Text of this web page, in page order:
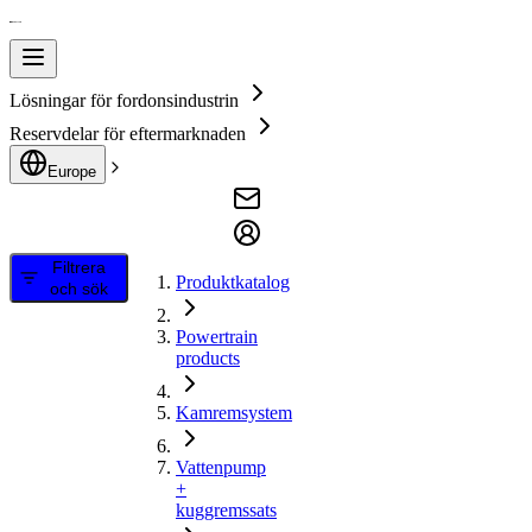
Lösningar för fordonsindustrin
Reservdelar för eftermarknaden
Europe
Filtrera
och sök
Produktkatalog
Powertrain
products
Kamremsystem
Vattenpump
+
kuggremssats